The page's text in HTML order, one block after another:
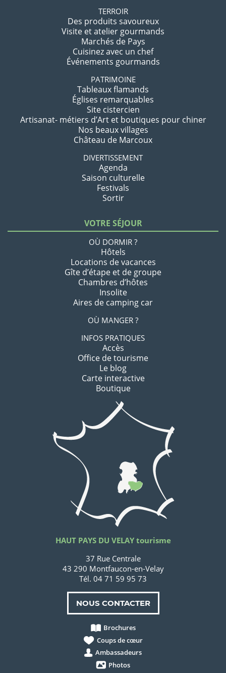
TERROIR
Des produits savoureux
Visite et atelier gourmands
Marchés de Pays
Cuisinez avec un chef
Événements gourmands
PATRIMOINE
Tableaux flamands
Églises remarquables
Site cistercien
Artisanat- métiers d’Art et boutiques pour chiner
Nos beaux villages
Château de Marcoux
DIVERTISSEMENT
Agenda
Saison culturelle
Festivals
Sortir
VOTRE SÉJOUR
OÙ DORMIR ?
Hôtels
Locations de vacances
Gîte d’étape et de groupe
Chambres d’hôtes
Insolite
Aires de camping car
OÙ MANGER ?
INFOS PRATIQUES
Accès
Office de tourisme
Le blog
Carte interactive
Boutique
HAUT PAYS DU VELAY tourisme
37 Rue Centrale
43 290 Montfaucon-en-Velay
Tél. 04 71 59 95 73
NOUS CONTACTER
Brochures
Coups de cœur
Ambassadeurs
Photos